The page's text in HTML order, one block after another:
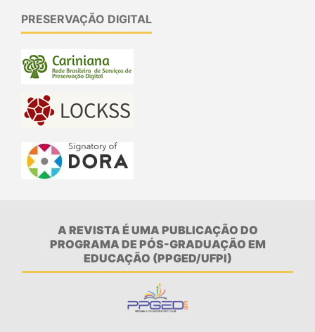
PRESERVAÇÃO DIGITAL
A REVISTA É UMA PUBLICAÇÃO DO
PROGRAMA DE PÓS-GRADUAÇÃO EM
EDUCAÇÃO (PPGED/UFPI)